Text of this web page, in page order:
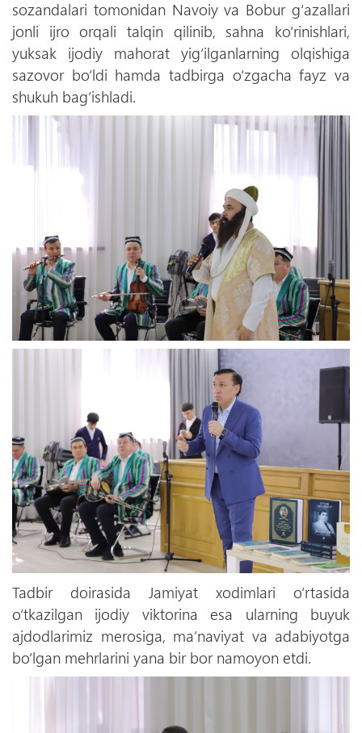
sozandalari tomonidan Navoiy va Bobur g‘azallari
jonli ijro orqali talqin qilinib, sahna ko‘rinishlari,
yuksak ijodiy mahorat yig‘ilganlarning olqishiga
sazovor bo‘ldi hamda tadbirga o‘zgacha fayz va
shukuh bag‘ishladi.
Tadbir doirasida Jamiyat xodimlari o‘rtasida
o‘tkazilgan ijodiy viktorina esa ularning buyuk
ajdodlarimiz merosiga, ma’naviyat va adabiyotga
bo‘lgan mehrlarini yana bir bor namoyon etdi.